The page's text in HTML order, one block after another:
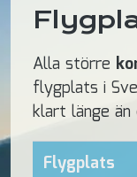
Alla större
flygplats i
klart länge än
Flygplats